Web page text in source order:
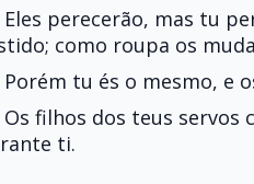
Eles perecerão, mas tu
como roupa os
Porém tu és o mesmo, e
Os filhos dos teus servos
ti.